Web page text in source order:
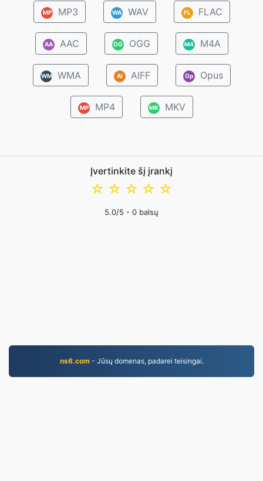
MP MP3 WA WAV FL FLAC
AA AAC OG OGG M4 M4A
WM WMA AI AIFF Op Opus
MP MP4 MK MKV
Įvertinkite šį įrankį
☆
☆
☆
☆
☆
5.0/5 - 0 balsų
ns6.com- Jūsų domenas, padarei teisingai.